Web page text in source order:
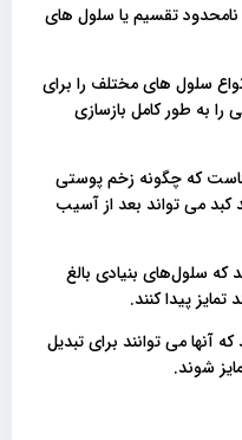
تقسیم یا سلول های
سلول های مختلف را برای
را به طور کامل بازسازی
که چگونه زخم پوستی
کبد می تواند بعد از آسیب
که سلول‌های بنیادی بالغ
پیدا کنند.
آنها می توانند برای تبدیل
شوند.